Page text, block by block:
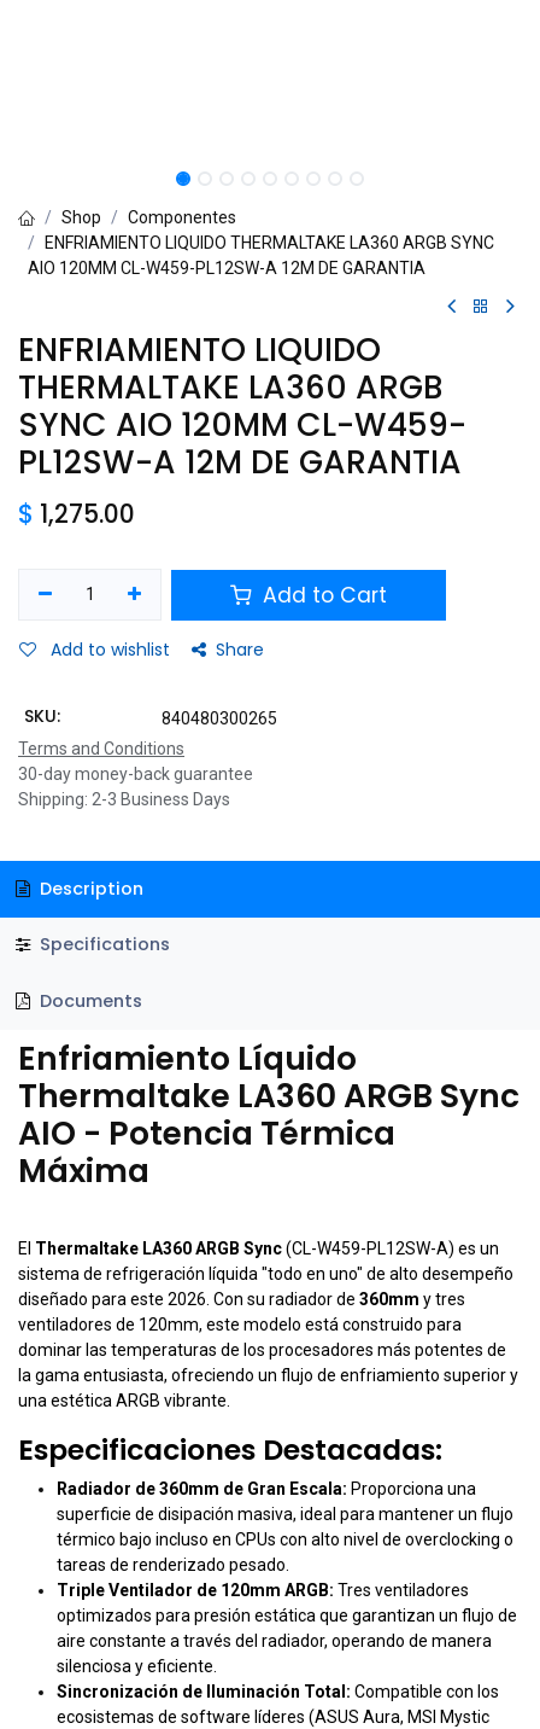
Shop
Componentes
ENFRIAMIENTO LIQUIDO THERMALTAKE LA360 ARGB SYNC
AIO 120MM CL-W459-PL12SW-A 12M DE GARANTIA
ENFRIAMIENTO LIQUIDO
THERMALTAKE LA360 ARGB
SYNC AIO 120MM CL-W459-
PL12SW-A 12M DE GARANTIA
$ 1,275.00
Add to Cart
Add to wishlist Share
SKU:
840480300265
Terms and Conditions
30-day money-back guarantee
Shipping: 2-3 Business Days
Description
Specifications
Documents
Enfriamiento Líquido
Thermaltake LA360 ARGB Sync
AIO - Potencia Térmica
Máxima
El Thermaltake LA360 ARGB Sync(CL-W459-PL12SW-A) es un
sistema de refrigeración líquida "todo en uno" de alto desempeño
diseñado para este 2026. Con su radiador de 360mm y tres
ventiladores de 120mm, este modelo está construido para
dominar las temperaturas de los procesadores más potentes de
la gama entusiasta, ofreciendo un flujo de enfriamiento superior y
una estética ARGB vibrante.
Especificaciones Destacadas:
Radiador de 360mm de Gran Escala: Proporciona una
superficie de disipación masiva, ideal para mantener un flujo
térmico bajo incluso en CPUs con alto nivel de overclocking o
tareas de renderizado pesado.
Triple Ventilador de 120mm ARGB: Tres ventiladores
optimizados para presión estática que garantizan un flujo de
aire constante a través del radiador, operando de manera
silenciosa y eficiente.
Sincronización de Iluminación Total: Compatible con los
ecosistemas de software líderes (ASUS Aura, MSI Mystic